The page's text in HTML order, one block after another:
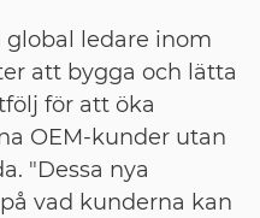
global ledare inom
att bygga och lätta
för att öka
OEM-kunder utan
"Dessa nya
vad kunderna kan